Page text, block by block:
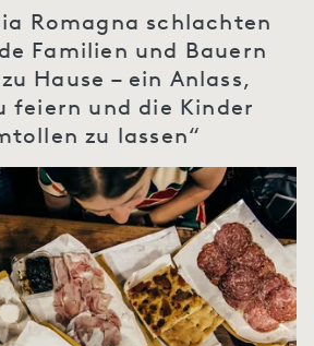
Romagna schlachten
Familien und Bauern
Hause – ein Anlass,
feiern und die Kinder
zu lassen“